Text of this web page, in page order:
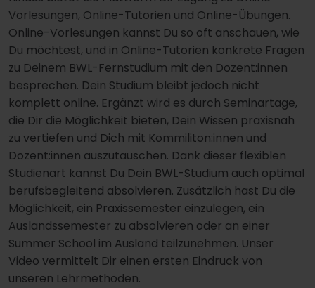
Vorlesungen, Online-Tutorien und Online-Übungen.
Online-Vorlesungen kannst Du so oft anschauen, wie
Du möchtest, und in Online-Tutorien konkrete Fragen
zu Deinem BWL-Fernstudium mit den Dozent:innen
besprechen. Dein Studium bleibt jedoch nicht
komplett online. Ergänzt wird es durch Seminartage,
die Dir die Möglichkeit bieten, Dein Wissen praxisnah
zu vertiefen und Dich mit Kommiliton:innen und
Dozent:innen auszutauschen. Dank dieser flexiblen
Studienart kannst Du Dein BWL-Studium auch optimal
berufsbegleitend absolvieren. Zusätzlich hast Du die
Möglichkeit, ein Praxissemester einzulegen, ein
Auslandssemester zu absolvieren oder an einer
Summer School im Ausland teilzunehmen. Unser
Video vermittelt Dir einen ersten Eindruck von
unseren Lehrmethoden.